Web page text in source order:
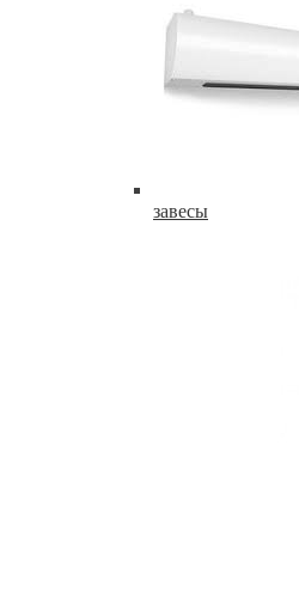
завесы